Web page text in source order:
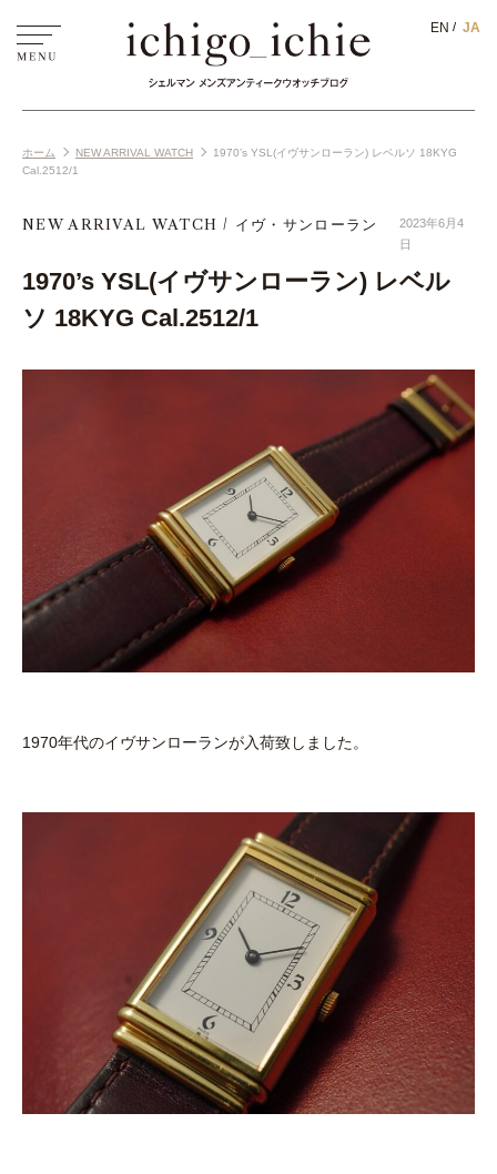
ホーム NEW ARRIVAL WATCH
1970’s YSL(イヴサンローラン) レベルソ 18KYG
Cal.2512/1
NEW ARRIVAL WATCH イヴ・サンローラン
2023年6月4
日
1970’s YSL(イヴサンローラン) レベル
ソ 18KYG Cal.2512/1
1970年代のイヴサンローランが入荷致しました。
EN JA